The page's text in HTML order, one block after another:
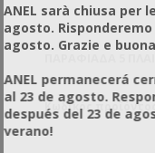
Κωδικός
ANEL sarà chiusa per
agosto.
agosto. Grazie e
ANEL permanecerá
al 23 de agosto.
después del 23 de
verano!